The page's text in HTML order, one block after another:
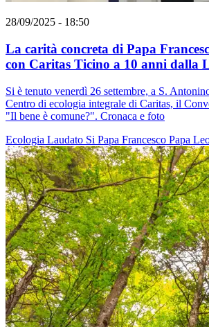
28/09/2025 - 18:50
La carità concreta di Papa
con Caritas Ticino a 10 anni dalla
Si è tenuto venerdì 26 settembre, a S.
Centro di ecologia integrale di Caritas, il
"Il bene è comune?". Cronaca e foto
Ecologia Laudato Si Papa Francesco Papa